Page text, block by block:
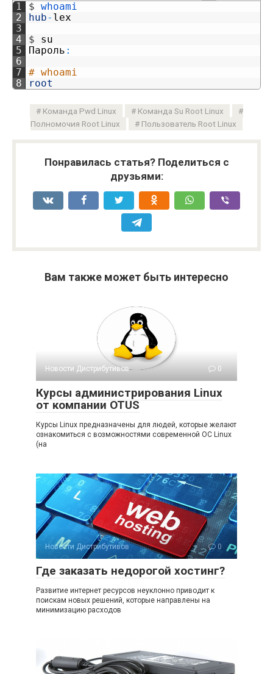
1
2
3
4
5
6
7
8
$ whoami
hub- lex
$
su
Пароль :
# whoami
root
Команда Pwd Linux
Команда Su Root Linux
Полномочия Root Linux
Пользователь Root Linux
Понравилась статья? Поделиться с
друзьями:
Вам также может быть интересно
Новости Дистрибутивов 0
Курсы администрирования Linux
от компании OTUS
Курсы Linux предназначены для людей, которые желают
ознакомиться с возможностями современной ОС Linux
(на
Новости Дистрибутивов 0
Где заказать недорогой хостинг?
Развитие интернет ресурсов неуклонно приводит к
поискам новых решений, которые направлены на
минимизацию расходов